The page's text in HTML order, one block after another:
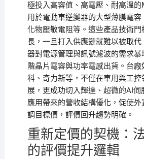
極投入高容值、高電壓、耐高溫的
用於電動車逆變器的大型薄膜電
化物壓敏電阻等。這些產品技術門
長，一旦打入供應鏈就難以被取代
器對電源管理與訊號濾波的需求暴
階晶片電容與功率電感出貨。台
科、奇力新等，不僅在車用與工
展，更成功切入輝達、超微的AI伺
應用帶來的營收結構優化，促使外
調目標價，評價回升趨勢明確。
重新定價的契機：
的評價提升邏輯